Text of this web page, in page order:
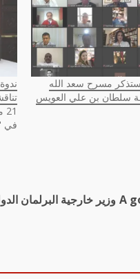
مسرح سعد الله
بن علي العويس
21 مايو، 2024
في
A وزير خارجية البرلمان